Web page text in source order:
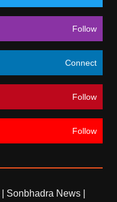
Follow
Connect
Follow
Follow
Sonbhadra News